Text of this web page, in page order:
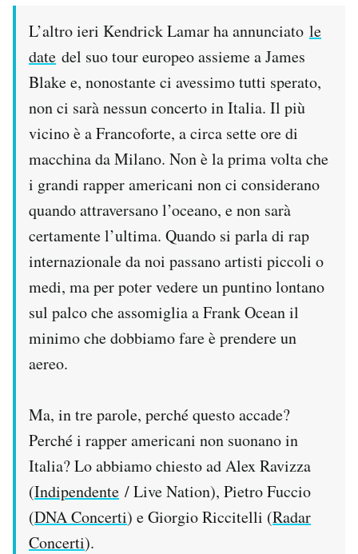
L’altro ieri Kendrick Lamar ha annunciato le
date del suo tour europeo assieme a James
Blake e, nonostante ci avessimo tutti sperato,
non ci sarà nessun concerto in Italia. Il più
vicino è a Francoforte, a circa sette ore di
macchina da Milano. Non è la prima volta che
i grandi rapper americani non ci considerano
quando attraversano l’oceano, e non sarà
certamente l’ultima. Quando si parla di rap
internazionale da noi passano artisti piccoli o
medi, ma per poter vedere un puntino lontano
sul palco che assomiglia a Frank Ocean il
minimo che dobbiamo fare è prendere un
aereo.
Ma, in tre parole, perché questo accade?
Perché i rapper americani non suonano in
Italia? Lo abbiamo chiesto ad Alex Ravizza
(Indipendente / Live Nation), Pietro Fuccio
(DNA Concerti) e Giorgio Riccitelli (Radar
Concerti).